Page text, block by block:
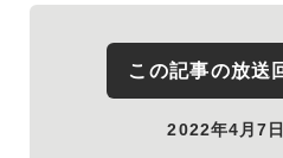
この記事の放送
2022年4月7